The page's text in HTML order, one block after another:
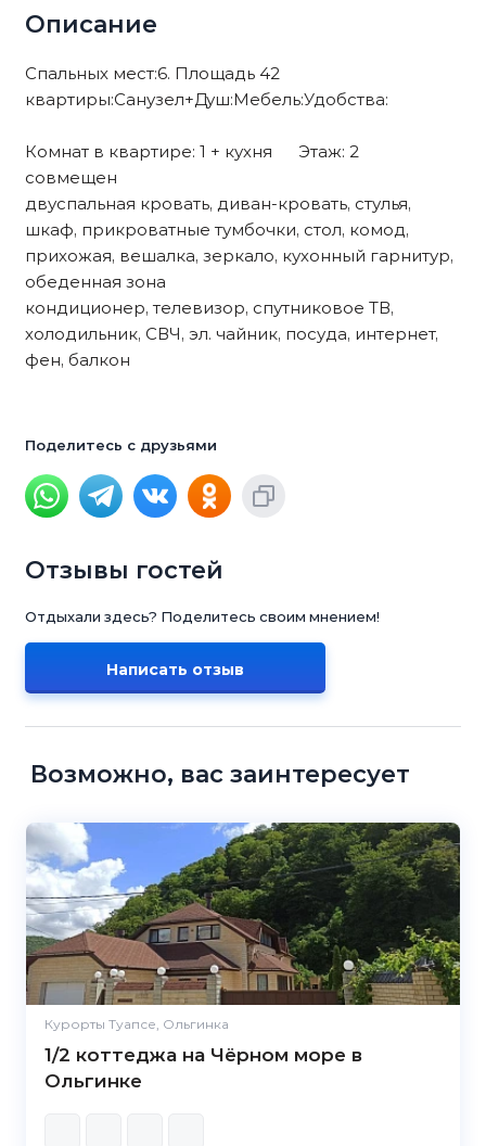
Описание
Спальных мест:6. Площадь 42
квартиры:Санузел+Душ:Мебель:Удобства:
Комнат в квартире: 1 + кухня Этаж: 2
совмещен
двуспальная кровать, диван-кровать, стулья,
шкаф, прикроватные тумбочки, стол, комод,
прихожая, вешалка, зеркало, кухонный гарнитур,
обеденная зона
кондиционер, телевизор, спутниковое ТВ,
холодильник, СВЧ, эл. чайник, посуда, интернет,
фен, балкон
Поделитесь с друзьями
Отзывы гостей
Отдыхали здесь? Поделитесь своим мнением!
Написать отзыв
Возможно, вас заинтересует
Курорты Туапсе, Ольгинка
1/2 коттеджа на Чёрном море в
Ольгинке